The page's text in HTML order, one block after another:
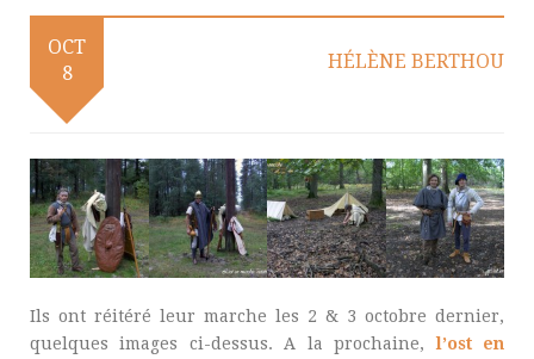
OCT
8
HÉLÈNE BERTHOU
Ils ont réitéré leur marche les 2 & 3 octobre dernier,
quelques images ci-dessus. A la prochaine,l’ost en